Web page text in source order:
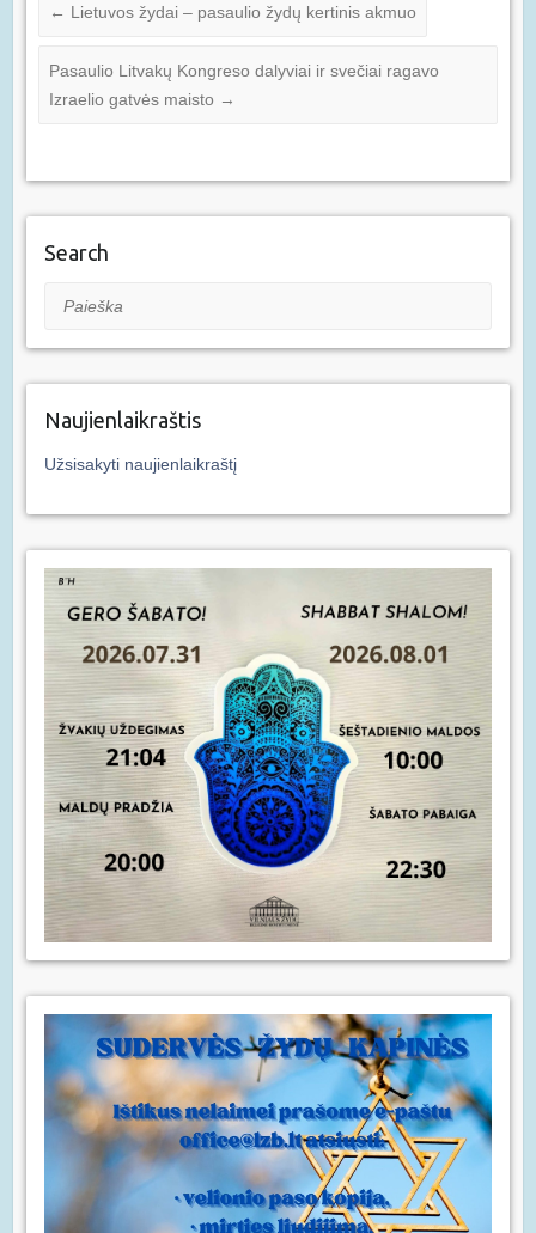
← Lietuvos žydai – pasaulio žydų kertinis akmuo
Pasaulio Litvakų Kongreso dalyviai ir svečiai ragavo
Izraelio gatvės maisto →
Search
Paieška
Naujienlaikraštis
Užsisakyti naujienlaikraštį